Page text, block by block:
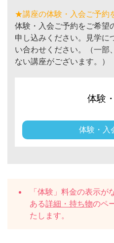
★講座の体験・入会ご予約
体験・入会ご予約をご希望
申し込みください。見学に
い合わせください。（一部
ない講座がございます。）
体験
体験・入
「体験」料金の表示が
ある詳細・持ち物のペ
たします。